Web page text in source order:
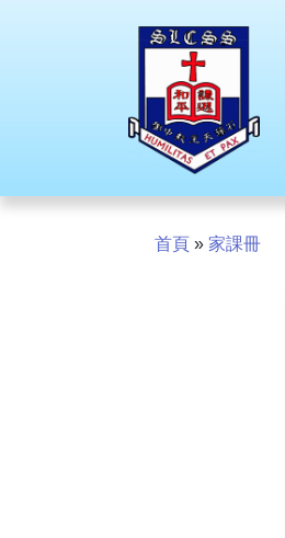
首頁 » 家課冊